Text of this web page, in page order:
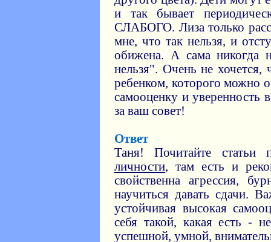
и так бывает
СЛАБОГО. Лиза только
мне, что так нельзя, и
обижена. А сама никогда
нельзя". Очень не
ребенком, которого можно
самооценку и уверенность
за ваш совет!
Ответ
Таня! Почитайте
личности, там есть и
свойственна агрессия,
научиться давать сдачи.
устойчивая высокая
себя такой, какая есть -
успешной, умной,